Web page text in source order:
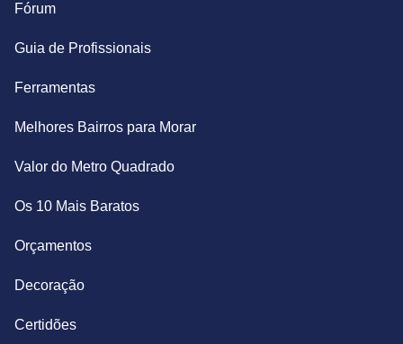
Fórum
Guia de Profissionais
Ferramentas
Melhores Bairros para Morar
Valor do Metro Quadrado
Os 10 Mais Baratos
Orçamentos
Decoração
Certidões